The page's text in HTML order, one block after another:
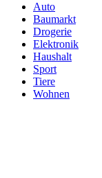
Auto
Baumarkt
Drogerie
Elektronik
Haushalt
Sport
Tiere
Wohnen